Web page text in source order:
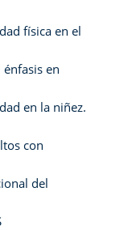
física en el
en
en la niñez.
con
del